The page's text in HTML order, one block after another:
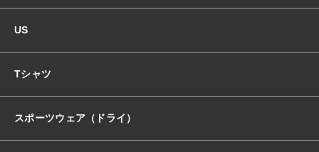
US
Tシャツ
スポーツウェア（ドライ）